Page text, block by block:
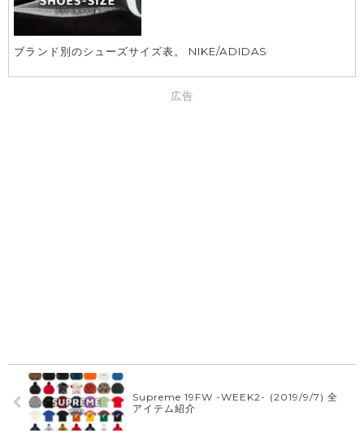
ブランド別のシューズサイズ表。 NIKE/ADIDAS
広告
Supreme 19FW -WEEK2- (2019/9/7) 全
アイテム紹介